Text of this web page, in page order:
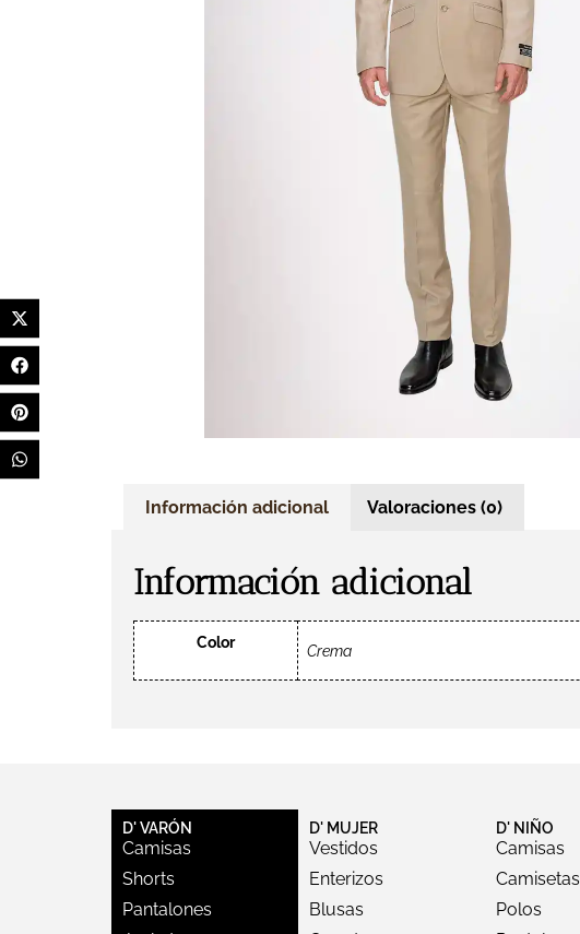
Información adicional Valoraciones (0)
Información adicional
Color Crema
D' VARÓN
Camisas
Shorts
Pantalones
D' MUJER
Vestidos
Enterizos
Blusas
D' NIÑO
Camisas
Camisetas
Polos